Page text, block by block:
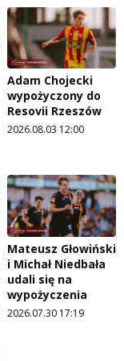
Adam Chojecki
wypożyczony do
Resovii Rzeszów
2026.08.03 12:00
Mateusz Głowiński
i Michał Niedbała
udali się na
wypożyczenia
2026.07.30 17:19